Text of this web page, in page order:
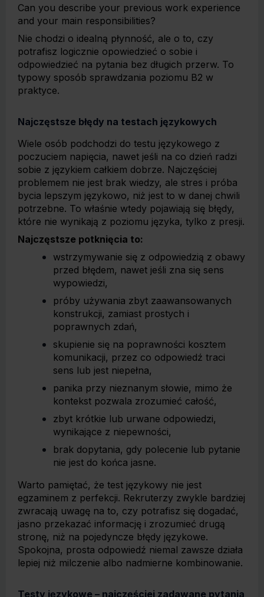
Can you describe your previous work experience
and your main responsibilities?
Nie chodzi o idealną płynność, ale o to, czy
potrafisz logicznie opowiedzieć o sobie i
odpowiedzieć na pytania bez długich przerw. To
typowy sposób sprawdzania poziomu B2 w
praktyce.
Najczęstsze błędy na testach językowych
Wiele osób podchodzi do testu językowego z
poczuciem napięcia, nawet jeśli na co dzień radzi
sobie z językiem całkiem dobrze. Najczęściej
problemem nie jest brak wiedzy, ale stres i próba
bycia lepszym językowo, niż jest to w danej chwili
potrzebne. To właśnie wtedy pojawiają się błędy,
które nie wynikają z poziomu języka, tylko z presji.
Najczęstsze potknięcia to:
wstrzymywanie się z odpowiedzią z obawy
przed błędem, nawet jeśli zna się sens
wypowiedzi,
próby używania zbyt zaawansowanych
konstrukcji, zamiast prostych i
poprawnych zdań,
skupienie się na poprawności kosztem
komunikacji, przez co odpowiedź traci
sens lub jest niepełna,
panika przy nieznanym słowie, mimo że
kontekst pozwala zrozumieć całość,
zbyt krótkie lub urwane odpowiedzi,
wynikające z niepewności,
brak dopytania, gdy polecenie lub pytanie
nie jest do końca jasne.
Warto pamiętać, że test językowy nie jest
egzaminem z perfekcji. Rekruterzy zwykle bardziej
zwracają uwagę na to, czy potrafisz się dogadać,
jasno przekazać informację i zrozumieć drugą
stronę, niż na pojedyncze błędy językowe.
Spokojna, prosta odpowiedź niemal zawsze działa
lepiej niż milczenie albo nadmierne kombinowanie.
Testy językowe – najczęściej zadawane pytania